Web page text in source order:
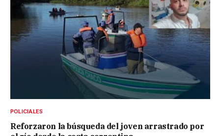
POLICIALES
Reforzaron la búsqueda del joven arrastrado por